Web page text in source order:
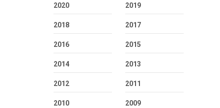
2020 2019
2018 2017
2016 2015
2014 2013
2012 2011
2010 2009